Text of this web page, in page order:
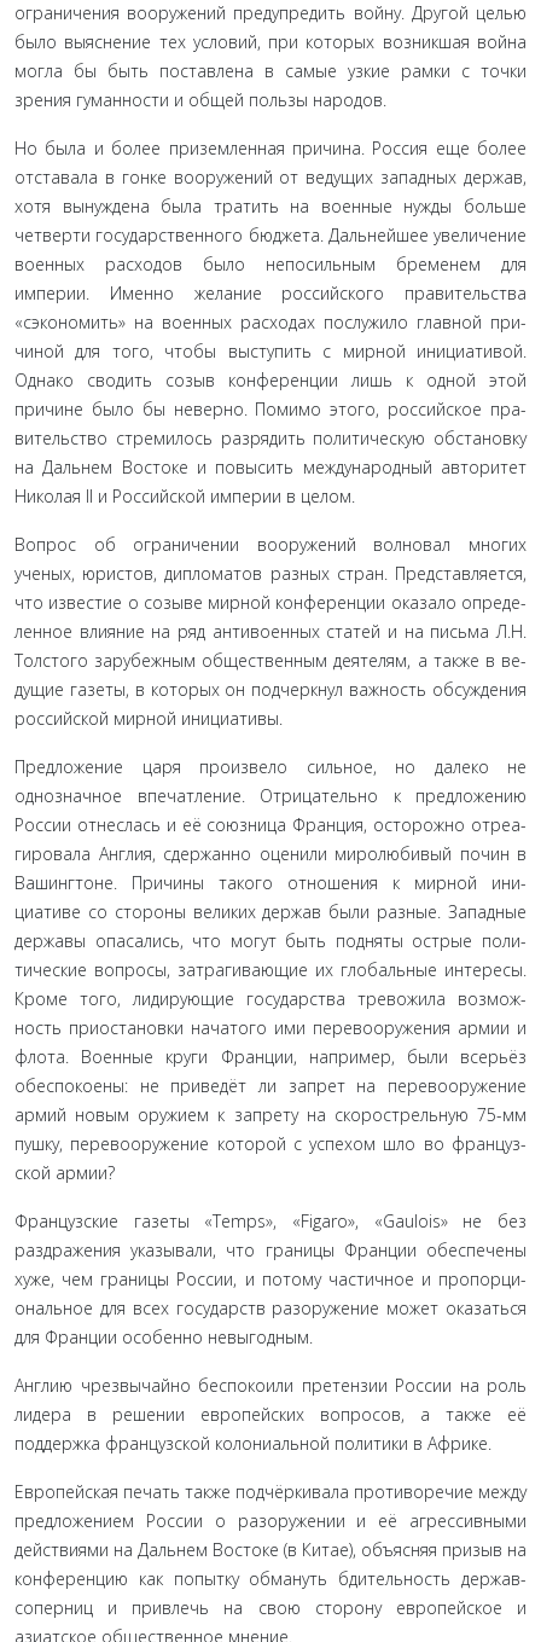
ограничения вооружений предупредить войну. Другой це­лью
было выяснение тех условий, при которых возникшая война
могла бы быть поставлена в самые узкие рамки с точки
зрения гуманности и общей пользы народов.
Но была и более приземленная причина. Россия еще более
отставала в гонке вооружений от ведущих западных держав,
хотя вынуждена была тратить на военные нужды больше
четверти государственного бюджета. Дальнейшее увеличение
военных расходов было непосильным бременем для
империи. Именно желание российского правительства
«сэкономить» на военных расходах послужило главной при­
чиной для того, чтобы выступить с мирной инициативой.
Однако сводить созыв конференции лишь к одной этой
причине было бы неверно. Помимо этого, российское пра­
вительство стремилось разрядить политическую обстановку
на Дальнем Востоке и повысить международный авторитет
Николая II и Российской империи в целом.
Вопрос об ограничении вооружений волновал многих
ученых, юристов, дипломатов разных стран. Представляется,
что известие о созыве мирной конференции оказало опреде­
ленное влияние на ряд антивоенных статей и на письма Л.Н.
Толстого зарубежным общественным деятелям, а также в ве­
дущие газеты, в которых он подчеркнул важность обсужде­ния
российской мирной инициативы.
Предложение царя произвело сильное, но далеко не
однозначное впечатление. Отрицательно к предложению
России отнеслась и её союзница Франция, осторожно отреа­
гировала Англия, сдержанно оценили миролюбивый почин в
Вашингтоне. Причины такого отношения к мирной ини­
циативе со стороны великих держав были разные. Западные
державы опасались, что могут быть подняты острые поли­
тические вопросы, затрагивающие их глобальные интересы.
Кроме того, лидирующие государства тревожила возмож­
ность приостановки начатого ими перевооружения армии и
флота. Военные круги Франции, например, были всерьёз
обеспокоены: не приведёт ли запрет на перевооружение
армий новым оружием к запрету на скорострельную 75-мм
пушку, перевооружение которой с успехом шло во француз­
ской армии?
Французские газеты «Temps», «Figaro», «Gaulois» не без
раздражения указывали, что границы Франции обеспечены
хуже, чем границы России, и потому частичное и пропорци­
ональное для всех государств разоружение может оказаться
для Франции особенно невыгодным.
Англию чрезвычайно беспокоили претензии России на роль
лидера в решении европейских вопросов, а также её
поддержка французской колониальной политики в Африке.
Европейская печать также подчёркивала противоречие между
предложением России о разоружении и её агрессив­ными
действиями на Дальнем Востоке (в Китае), объясняя призыв на
конференцию как попытку обмануть бдитель­ность держав-
соперниц и привлечь на свою сторону европей­ское и
азиатское общественное мнение.